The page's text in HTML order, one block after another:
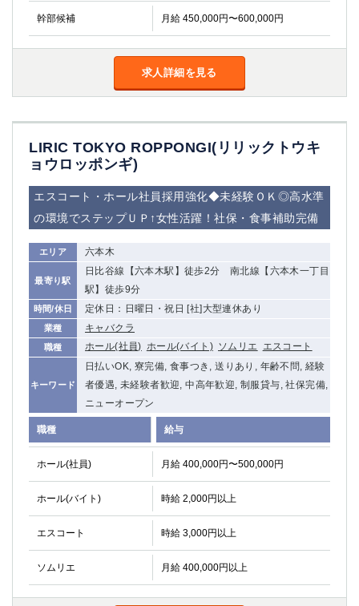
幹部候補 月給 450,000円〜600,000円
求人詳細を見る
LIRIC TOKYO ROPPONGI(リリックトウキ
ョウロッポンギ)
エスコート・ホール社員採用強化◆未経験ＯＫ◎高水準
の環境でステップＵＰ↑女性活躍！社保・食事補助完備
エリア 六本木
最寄り駅
日比谷線【六本木駅】徒歩2分 南北線【六本木一丁目
駅】徒歩9分
時間/休日 定休日：日曜日・祝日 [社]大型連休あり
業種 キャバクラ
職種 ホール(社員) ホール(バイト) ソムリエ エスコート
キーワード
日払いOK, 寮完備, 食事つき, 送りあり, 年齢不問, 経験
者優遇, 未経験者歓迎, 中高年歓迎, 制服貸与, 社保完備,
ニューオープン
職種 給与
ホール(社員) 月給 400,000円〜500,000円
ホール(バイト) 時給 2,000円以上
エスコート 時給 3,000円以上
ソムリエ 月給 400,000円以上